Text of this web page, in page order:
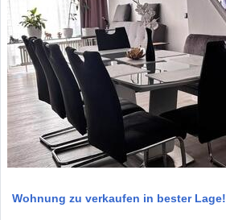
Wohnung zu verkaufen in bester Lage!